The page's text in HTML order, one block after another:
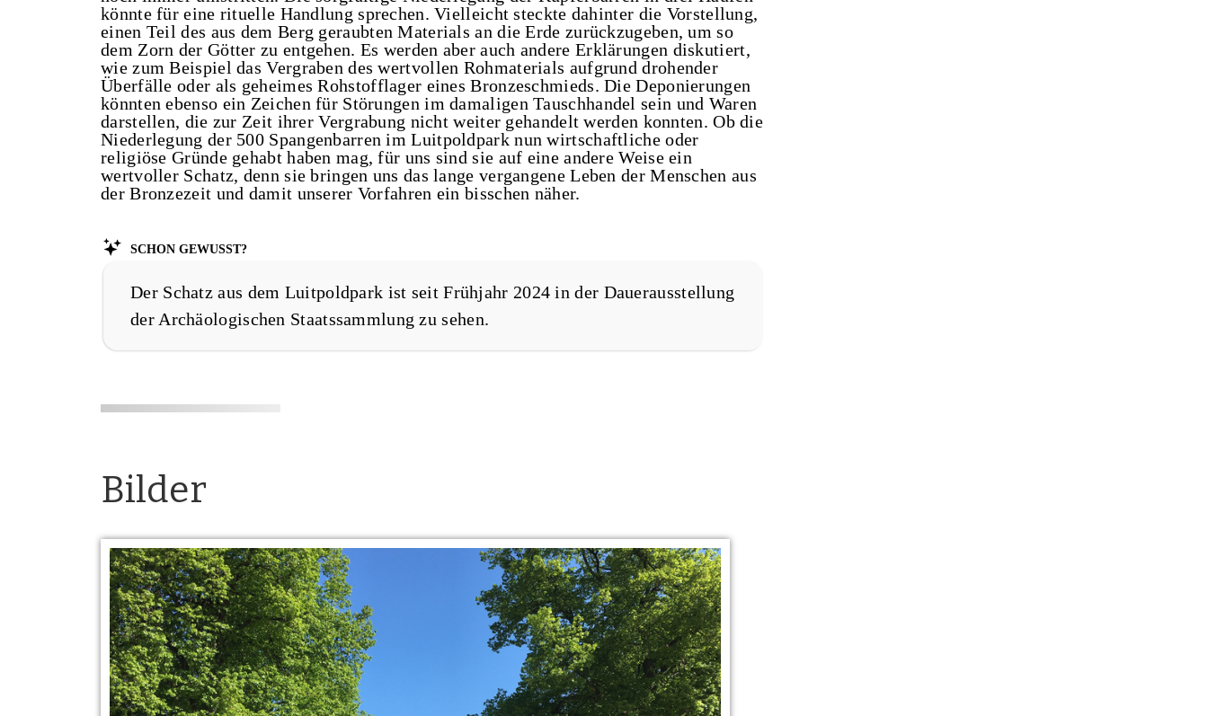
könnte für eine rituelle Handlung sprechen. Vielleicht steckte dahinter die Vorstellung,
einen Teil des aus dem Berg geraubten Materials an die Erde zurückzugeben, um so
dem Zorn der Götter zu entgehen. Es werden aber auch andere Erklärungen diskutiert,
wie zum Beispiel das Vergraben des wertvollen Rohmaterials aufgrund drohender
Überfälle oder als geheimes Rohstofflager eines Bronzeschmieds. Die Deponierungen
könnten ebenso ein Zeichen für Störungen im damaligen Tauschhandel sein und Waren
darstellen, die zur Zeit ihrer Vergrabung nicht weiter gehandelt werden konnten. Ob die
Niederlegung der 500 Spangenbarren im Luitpoldpark nun wirtschaftliche oder
religiöse Gründe gehabt haben mag, für uns sind sie auf eine andere Weise ein
wertvoller Schatz, denn sie bringen uns das lange vergangene Leben der Menschen aus
der Bronzezeit und damit unserer Vorfahren ein bisschen näher.
Schon gewusst?
Der Schatz aus dem Luitpoldpark ist seit Frühjahr 2024 in der Dauerausstellung
der Archäologischen Staatssammlung zu sehen.
Bilder